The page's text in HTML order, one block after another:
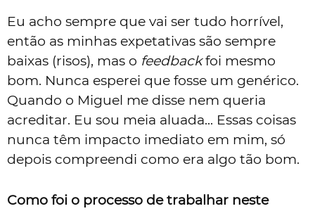
Eu acho sempre que vai ser tudo horrível,
então as minhas expetativas são sempre
baixas (risos), mas o feedbackfoi mesmo
bom. Nunca esperei que fosse um genérico.
Quando o Miguel me disse nem queria
acreditar. Eu sou meia aluada... Essas coisas
nunca têm impacto imediato em mim, só
depois compreendi como era algo tão bom.
Como foi o processo de trabalhar neste